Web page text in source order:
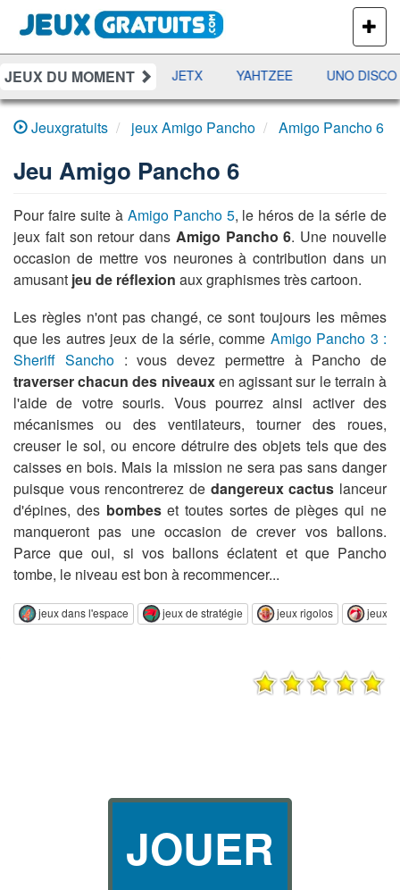
PLUS
DE
JEUX
JEUX DU MOMENT
DAMES RAMI JETX YAHTZEE UNO DISCO
Jeuxgratuits jeux Amigo Pancho Amigo Pancho 6
Jeu Amigo Pancho 6
Pour faire suite à Amigo Pancho 5, le héros de la série de
jeux fait son retour dans Amigo Pancho 6. Une nouvelle
occasion de mettre vos neurones à contribution dans un
amusant jeu de réflexion aux graphismes très cartoon.
Les règles n'ont pas changé, ce sont toujours les mêmes
que les autres jeux de la série, comme Amigo Pancho 3 :
Sheriff Sancho: vous devez permettre à Pancho de
traverser chacun des niveauxen agissant sur le terrain à
l'aide de votre souris. Vous pourrez ainsi activer des
mécanismes ou des ventilateurs, tourner des roues,
creuser le sol, ou encore détruire des objets tels que des
caisses en bois. Mais la mission ne sera pas sans danger
puisque vous rencontrerez de dangereux cactus lanceur
d'épines, des bombeset toutes sortes de pièges qui ne
manqueront pas une occasion de crever vos ballons.
Parce que oui, si vos ballons éclatent et que Pancho
tombe, le niveau est bon à recommencer...
jeux dans l'espace jeux de stratégie jeux rigolos jeux
JOUER